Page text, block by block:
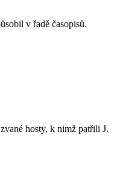
v řadě časopisů.
hosty, k nimž patřili J.